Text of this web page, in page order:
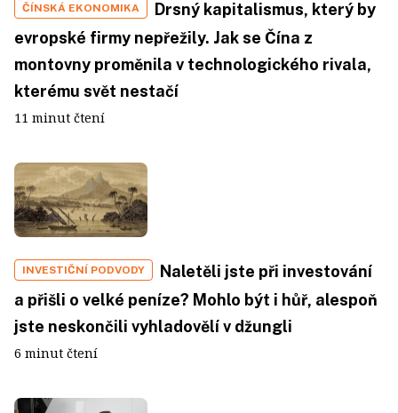
ČÍNSKÁ EKONOMIKA
Drsný kapitalismus, který by
evropské firmy nepřežily. Jak se Čína z
montovny proměnila v technologického rivala,
kterému svět nestačí
11 minut čtení
INVESTIČNÍ PODVODY
Naletěli jste při investování
a přišli o velké peníze? Mohlo být i hůř, alespoň
jste neskončili vyhladovělí v džungli
6 minut čtení